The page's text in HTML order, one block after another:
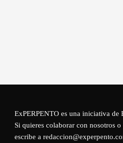
ExPERPENTO es una iniciativa de
Si quieres colaborar con nosotros
escribe a